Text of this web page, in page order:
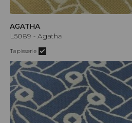
AGATHA
L5089 - Agatha
Tapisserie